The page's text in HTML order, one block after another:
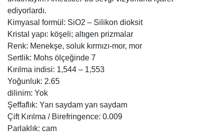
ediyorlardı.
Kimyasal formül: SiO2 – Silikon dioksit
Kristal yapı: köşeli; altıgen prizmalar
Renk: Menekşe, soluk kırmızı-mor, mor
Sertlik: Mohs ölçeğinde 7
Kırılma indisi: 1,544 – 1,553
Yoğunluk: 2.65
dilinim: Yok
Şeffaflık: Yarı saydam yarı saydam
Çift Kırılma / Birefringence: 0.009
Parlaklık: cam